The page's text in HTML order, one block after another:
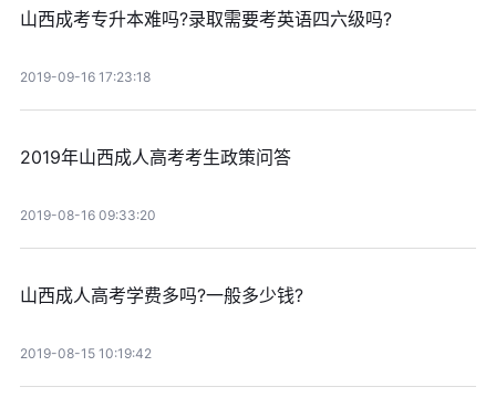
山西成考专升本难吗?录取需要考英语四六级吗?
2019-09-16 17:23:18
2019年山西成人高考考生政策问答
2019-08-16 09:33:20
山西成人高考学费多吗?一般多少钱?
2019-08-15 10:19:42